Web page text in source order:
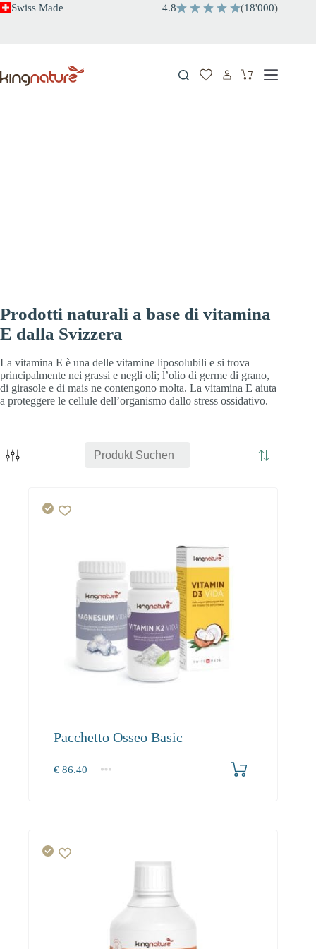
SaltaSwiss Made 4.8 (18'000)
Carrello
Energia
Prodotti naturali a base di vitamina
E dalla Svizzera
La vitamina E è una delle vitamine liposolubili e si trova
principalmente nei grassi e negli oli; l’olio di germe di grano,
di girasole e di mais ne contengono molta. La vitamina E aiuta
a proteggere le cellule dell’organismo dallo stress ossidativo.
Pacchetto Osseo Basic
€ 86.40
1+